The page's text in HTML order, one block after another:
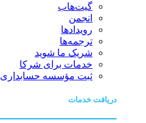
گیت‌هاب
انجمن
رویدادها
ترجمه‌ها
شریک ما شوید
خدمات برای شرکا
ثبت مؤسسه حسابداری
دریافت خدمات